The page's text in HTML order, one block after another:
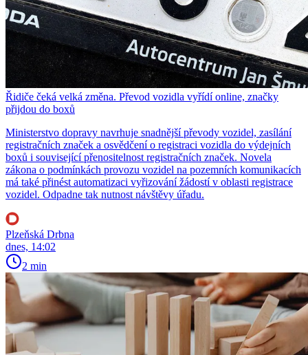
Řidiče čeká velká změna. Převod vozidla vyřídí online, značky
přijdou do boxů
Ministerstvo dopravy navrhuje snadnější převody vozidel, zasílání
registračních značek a osvědčení o registraci vozidla do výdejních
boxů i související přenositelnost registračních značek. Novela
zákona o podmínkách provozu vozidel na pozemních komunikacích
má také přinést automatizaci vyřizování žádostí v oblasti registrace
vozidel. Odpadne tak nutnost návštěvy úřadu.
Plzeňská Drbna
dnes, 14:02
2 min